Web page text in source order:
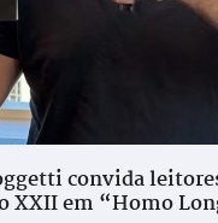
convida
XXII em “Homo